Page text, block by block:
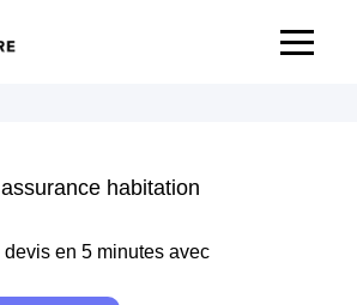
habitation
en 5 minutes avec